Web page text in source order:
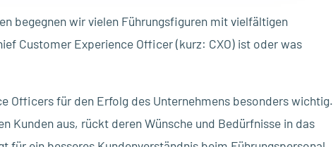
begegnen wir vielen Führungsfiguren mit vielfältigen
Customer Experience Officer (kurz: CXO) ist oder was
Officers für den Erfolg des Unternehmens besonders wichtig.
Kunden aus, rückt deren Wünsche und Bedürfnisse in das